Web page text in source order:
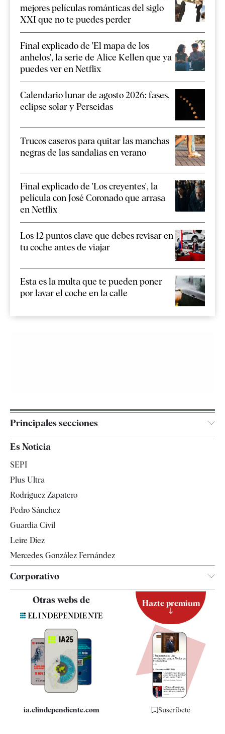
mejores películas románticas del siglo
XXI que no te puedes perder
Final explicado de 'El mapa de los
anhelos', la serie de Alice Kellen que ya
puedes ver en Netflix
Calendario lunar de agosto 2026: fases,
eclipse solar y Perseidas
Trucos caseros para quitar las manchas
negras de las sandalias en verano
Final explicado de 'Los creyentes', la
película con José Coronado que arrasa
en Netflix
Los 12 puntos clave que debes revisar en
tu coche antes de viajar
Esta es la multa que te pueden poner
por lavar el coche en la calle
Principales secciones
España
Televisión
Es Noticia
SEPI
Plus Ultra
Rodríguez Zapatero
Pedro Sánchez
Guardia Civil
Leire Díez
Mercedes González Fernández
Corporativo
Contacto
Quiénes somos
Especificaciones
Otras webs de
ia.elindependiente.com
Hazte premium
Suscríbete